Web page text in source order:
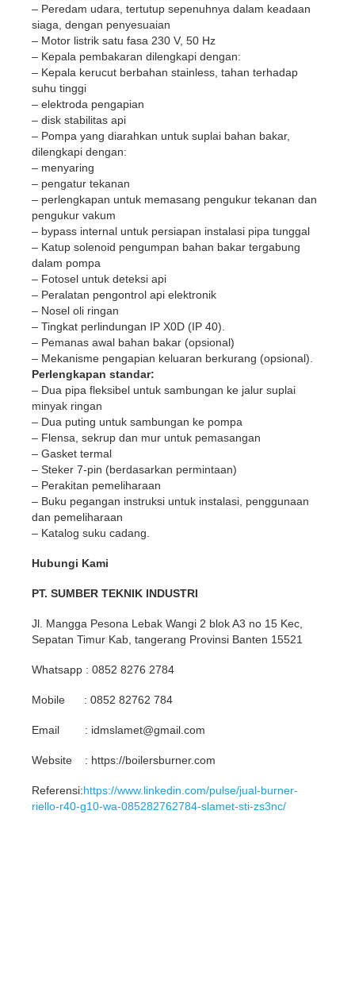
– Peredam udara, tertutup sepenuhnya dalam keadaan
siaga, dengan penyesuaian
– Motor listrik satu fasa 230 V, 50 Hz
– Kepala pembakaran dilengkapi dengan:
– Kepala kerucut berbahan stainless, tahan terhadap
suhu tinggi
– elektroda pengapian
– disk stabilitas api
– Pompa yang diarahkan untuk suplai bahan bakar,
dilengkapi dengan:
– menyaring
– pengatur tekanan
– perlengkapan untuk memasang pengukur tekanan dan
pengukur vakum
– bypass internal untuk persiapan instalasi pipa tunggal
– Katup solenoid pengumpan bahan bakar tergabung
dalam pompa
– Fotosel untuk deteksi api
– Peralatan pengontrol api elektronik
– Nosel oli ringan
– Tingkat perlindungan IP X0D (IP 40).
– Pemanas awal bahan bakar (opsional)
– Mekanisme pengapian keluaran berkurang (opsional).
Perlengkapan standar:
– Dua pipa fleksibel untuk sambungan ke jalur suplai
minyak ringan
– Dua puting untuk sambungan ke pompa
– Flensa, sekrup dan mur untuk pemasangan
– Gasket termal
– Steker 7-pin (berdasarkan permintaan)
– Perakitan pemeliharaan
– Buku pegangan instruksi untuk instalasi, penggunaan
dan pemeliharaan
– Katalog suku cadang.
Hubungi Kami
PT. SUMBER TEKNIK INDUSTRI
Jl. Mangga Pesona Lebak Wangi 2 blok A3 no 15 Kec,
Sepatan Timur Kab, tangerang Provinsi Banten 15521
Whatsapp : 0852 8276 2784
Mobile : 0852 82762 784
Email : idmslamet@gmail.com
Website : https://boilersburner.com
Referensi:https://www.linkedin.com/pulse/jual-burner-
riello-r40-g10-wa-085282762784-slamet-sti-zs3nc/